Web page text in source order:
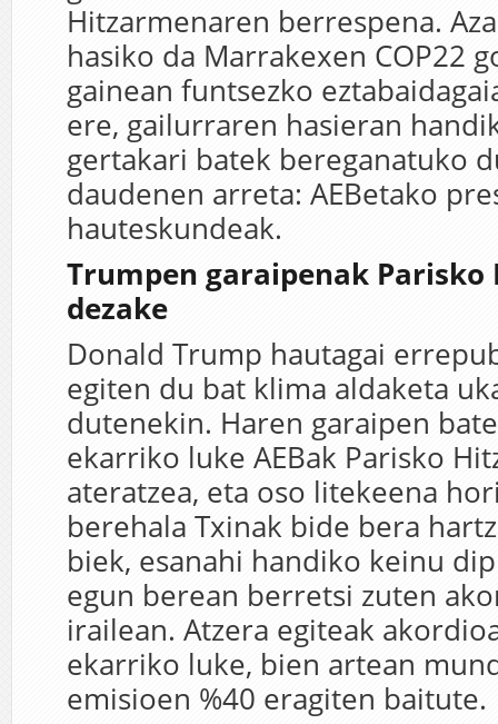
Hitzarmenaren berrespena.
hasiko da Marrakexen COP22
gainean funtsezko
ere, gailurraren hasieran
gertakari batek bereganatuko
daudenen arreta: AEBetako
hauteskundeak.
Trumpen garaipenak
dezake
Donald Trump hautagai
egiten du bat klima aldaketa
dutenekin. Haren garaipen
ekarriko luke AEBak Parisko
ateratzea, eta oso litekeena
berehala Txinak bide bera
biek, esanahi handiko keinu
egun berean berretsi zuten
irailean. Atzera egiteak
ekarriko luke, bien artean
emisioen %40 eragiten baitute.